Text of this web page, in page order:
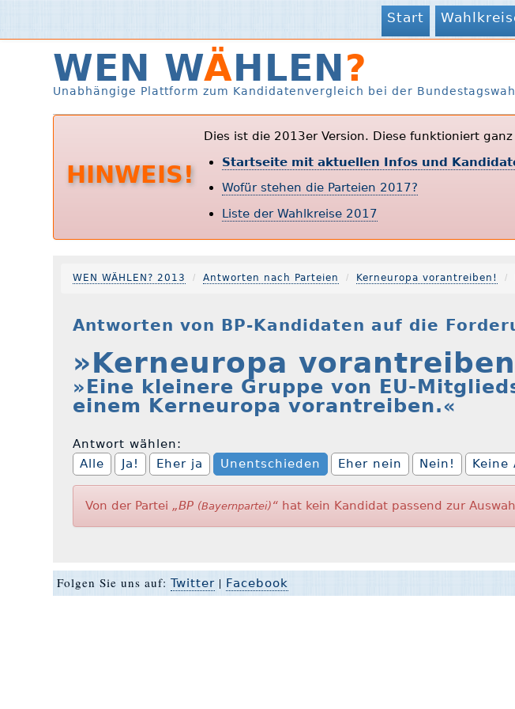
Start
WEN WÄHLEN?
Unabhängige Plattform zum Kandidatenvergleich bei der
HINWEIS!
Dies ist die 2013er Version. Diese funktioniert
Startseite mit aktuellen Infos und
Wofür stehen die Parteien 2017?
Liste der Wahlkreise 2017
WEN WÄHLEN? 2013 Antworten nach Parteien Kerneuropa vorantreiben!
Antworten von BP-Kandidaten auf die
»Kerneuropa
»Eine kleinere Gruppe von EU-
einem Kerneuropa vorantreiben.«
Antwort wählen:
Alle
Ja! Eher ja Unentschieden Eher nein Nein! Keine
Von der Partei „BP (Bayernpartei) “ hat kein Kandidat passend zur
Folgen Sie uns auf:Twitter | Facebook